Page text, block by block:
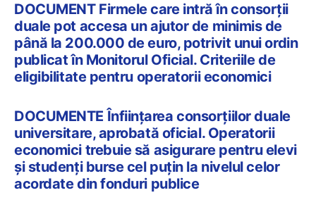
DOCUMENT Firmele care intră în consorții
duale pot accesa un ajutor de minimis de
până la 200.000 de euro, potrivit unui ordin
publicat în Monitorul Oficial. Criteriile de
eligibilitate pentru operatorii economici
DOCUMENTE Înființarea consorțiilor duale
universitare, aprobată oficial. Operatorii
economici trebuie să asigurare pentru elevi
și studenți burse cel puțin la nivelul celor
acordate din fonduri publice